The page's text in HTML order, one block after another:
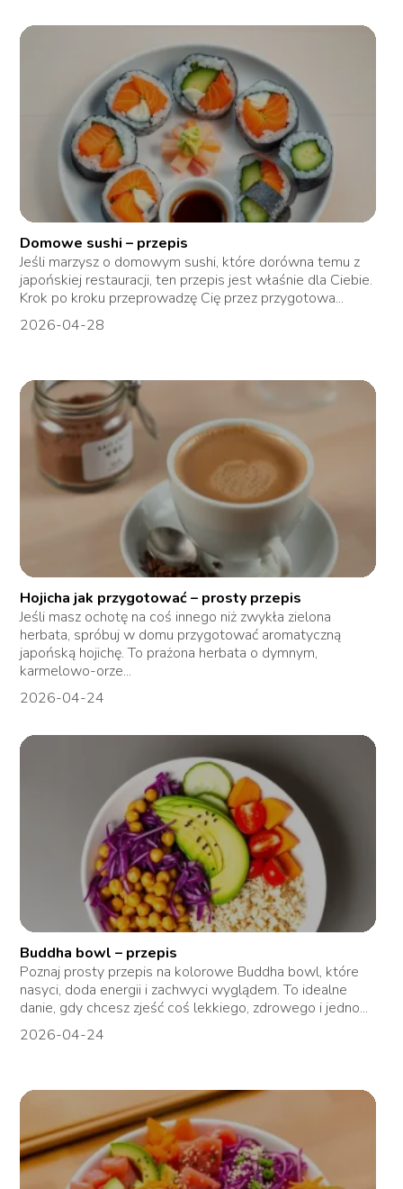
Domowe sushi – przepis
Jeśli marzysz o domowym sushi, które dorówna temu z
japońskiej restauracji, ten przepis jest właśnie dla Ciebie.
Krok po kroku przeprowadzę Cię przez przygotowa...
2026-04-28
Hojicha jak przygotować – prosty przepis
Jeśli masz ochotę na coś innego niż zwykła zielona
herbata, spróbuj w domu przygotować aromatyczną
japońską hojichę. To prażona herbata o dymnym,
karmelowo-orze...
2026-04-24
Buddha bowl – przepis
Poznaj prosty przepis na kolorowe Buddha bowl, które
nasyci, doda energii i zachwyci wyglądem. To idealne
danie, gdy chcesz zjeść coś lekkiego, zdrowego i jedno...
2026-04-24